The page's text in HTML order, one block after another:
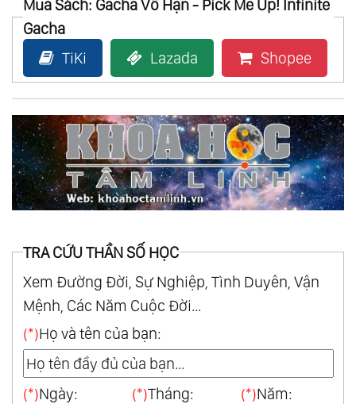
Mua Sách: Gacha Vô Hạn - Pick Me Up! Infinite
Gacha
TiKi
Lazada Shopee
TRA CỨU THẦN SỐ HỌC
Xem Đường Đời, Sự Nghiệp, Tình Duyên, Vận
Mệnh, Các Năm Cuộc Đời...
(*)Họ và tên của bạn:
(*)Ngày: (*)Tháng: (*)Năm: